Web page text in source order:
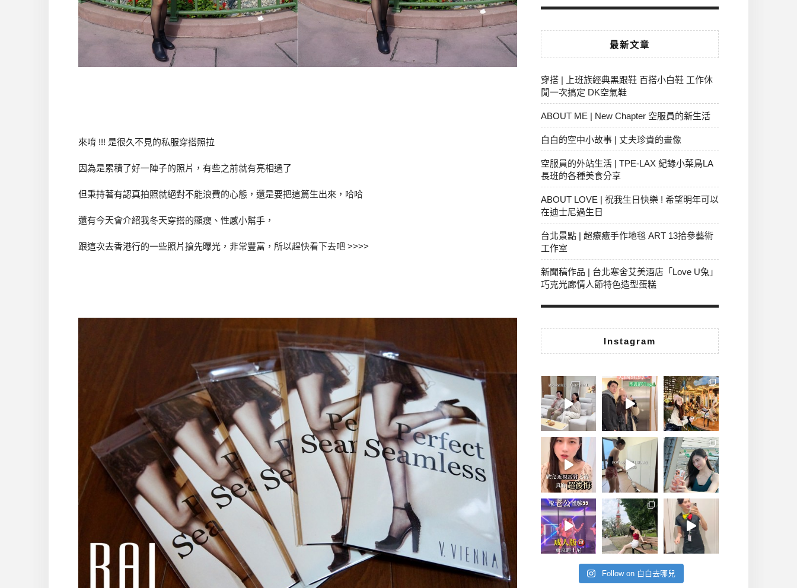
來唷 !!! 是很久不見的私服穿搭照拉
因為是累積了好一陣子的照片，有些之前就有亮相過了
但秉持著有認真拍照就絕對不能浪費的心態，還是要把這篇生出來，哈哈
還有今天會介紹我冬天穿搭的顯瘦、性感小幫手，
跟這次去香港行的一些照片搶先曝光，非常豐富，所以趕快看下去吧 >>>>
最新文章
穿搭 | 上班族經典黑跟鞋 百搭小白鞋 工作休
閒一次搞定 DK空氣鞋
ABOUT ME | New Chapter 空服員的新生活
白白的空中小故事 | 丈夫珍貴的畫像
空服員的外站生活 | TPE-LAX 紀錄小菜鳥LA
長班的各種美食分享
ABOUT LOVE | 祝我生日快樂 ! 希望明年可以
在迪士尼過生日
台北景點 | 超療癒手作地毯 ART 13拾參藝術
工作室
新聞稿作品 | 台北寒舍艾美酒店「Love U兔」
巧克光廊情人節特色造型蛋糕
Instagram
Follow on 白白去哪兒